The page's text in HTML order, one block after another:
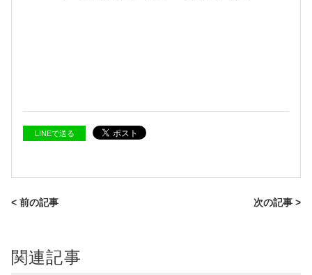
LINEで送る
< 前の記事 次の記事 >
関連記事